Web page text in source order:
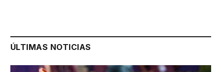
ÚLTIMAS NOTICIAS